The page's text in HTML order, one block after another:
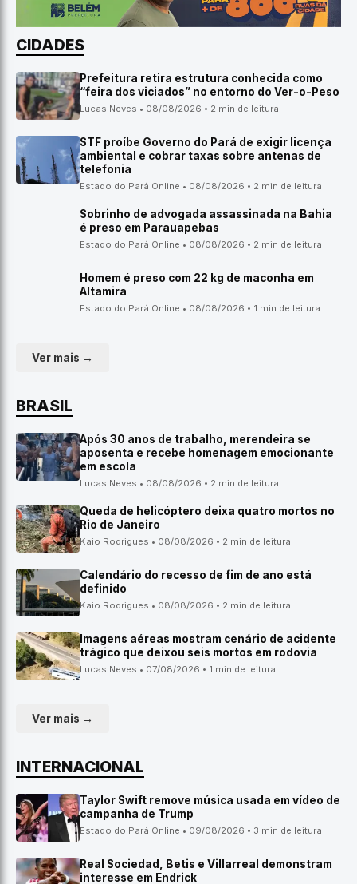
CIDADES
Prefeitura retira estrutura conhecida como
“feira dos viciados” no entorno do Ver-o-Peso
Lucas Neves • 08/08/2026 • 2 min de leitura
STF proíbe Governo do Pará de exigir licença
ambiental e cobrar taxas sobre antenas de
telefonia
Estado do Pará Online • 08/08/2026 • 2 min de leitura
Sobrinho de advogada assassinada na Bahia
é preso em Parauapebas
Estado do Pará Online • 08/08/2026 • 2 min de leitura
Homem é preso com 22 kg de maconha em
Altamira
Estado do Pará Online • 08/08/2026 • 1 min de leitura
Ver mais →
BRASIL
Após 30 anos de trabalho, merendeira se
aposenta e recebe homenagem emocionante
em escola
Lucas Neves • 08/08/2026 • 2 min de leitura
Queda de helicóptero deixa quatro mortos no
Rio de Janeiro
Kaio Rodrigues • 08/08/2026 • 2 min de leitura
Calendário do recesso de fim de ano está
definido
Kaio Rodrigues • 08/08/2026 • 2 min de leitura
Imagens aéreas mostram cenário de acidente
trágico que deixou seis mortos em rodovia
Lucas Neves • 07/08/2026 • 1 min de leitura
Ver mais →
INTERNACIONAL
Taylor Swift remove música usada em vídeo de
campanha de Trump
Estado do Pará Online • 09/08/2026 • 3 min de leitura
Real Sociedad, Betis e Villarreal demonstram
interesse em Endrick